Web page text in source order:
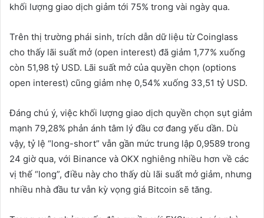
khối lượng giao dịch giảm tới 75% trong vài ngày qua.
Trên thị trường phái sinh, trích dẫn dữ liệu từ Coinglass
cho thấy lãi suất mở (open interest) đã giảm 1,77% xuống
còn 51,98 tỷ USD. Lãi suất mở của quyền chọn (options
open interest) cũng giảm nhẹ 0,54% xuống 33,51 tỷ USD.
Đáng chú ý, việc khối lượng giao dịch quyền chọn sụt giảm
mạnh 79,28% phản ánh tâm lý đầu cơ đang yếu dần. Dù
vậy, tỷ lệ “long-short” vẫn gần mức trung lập 0,9589 trong
24 giờ qua, với Binance và OKX nghiêng nhiều hơn về các
vị thế “long”, điều này cho thấy dù lãi suất mở giảm, nhưng
nhiều nhà đầu tư vẫn kỳ vọng giá Bitcoin sẽ tăng.